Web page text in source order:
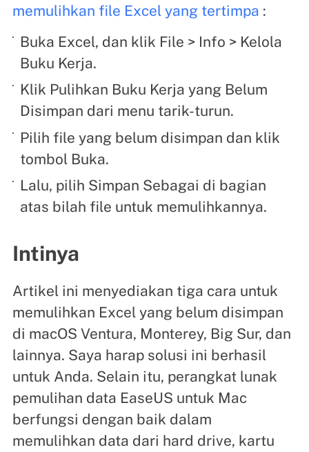
memulihkan file Excel yang tertimpa :
Buka Excel, dan klik File > Info > Kelola
Buku Kerja.
Klik Pulihkan Buku Kerja yang Belum
Disimpan dari menu tarik-turun.
Pilih file yang belum disimpan dan klik
tombol Buka.
Lalu, pilih Simpan Sebagai di bagian
atas bilah file untuk memulihkannya.
Intinya
Artikel ini menyediakan tiga cara untuk
memulihkan Excel yang belum disimpan
di macOS Ventura, Monterey, Big Sur, dan
lainnya. Saya harap solusi ini berhasil
untuk Anda. Selain itu, perangkat lunak
pemulihan data EaseUS untuk Mac
berfungsi dengan baik dalam
memulihkan data dari hard drive, kartu